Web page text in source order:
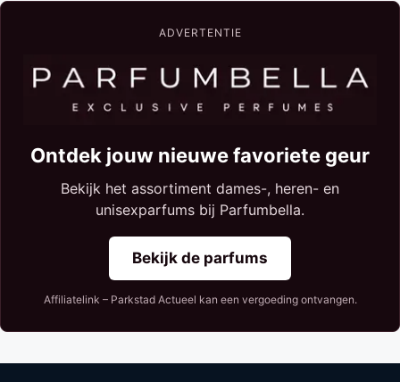
ADVERTENTIE
Ontdek jouw nieuwe favoriete geur
Bekijk het assortiment dames-, heren- en
unisexparfums bij Parfumbella.
Bekijk de parfums
Affiliatelink – Parkstad Actueel kan een vergoeding ontvangen.